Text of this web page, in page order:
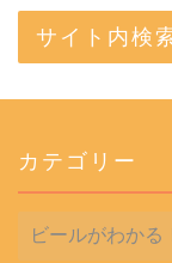
サイト内検
カテゴリー
テ